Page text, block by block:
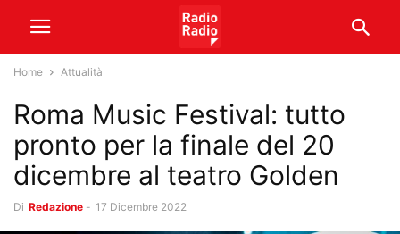
Home Attualità
Roma Music Festival: tutto
pronto per la finale del 20
dicembre al teatro Golden
Di Redazione - 17 Dicembre 2022